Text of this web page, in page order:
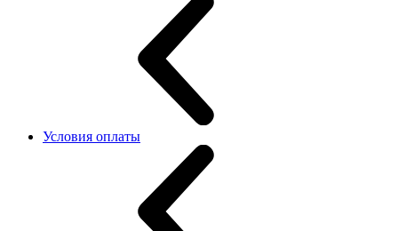
Условия оплаты